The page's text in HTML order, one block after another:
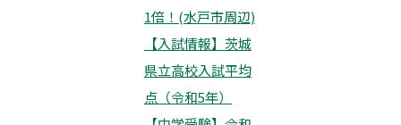
1倍！(水戸市周辺)
【入試情報】茨城
県立高校入試平均
点（令和5年）